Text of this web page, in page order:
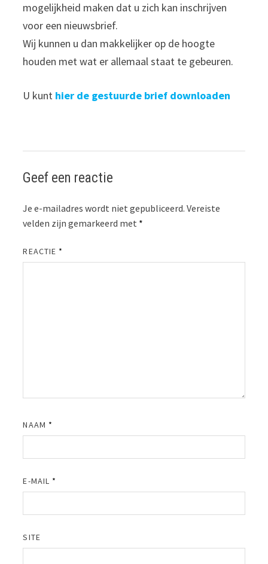
mogelijkheid maken dat u zich kan inschrijven
voor een nieuwsbrief.
Wij kunnen u dan makkelijker op de hoogte
houden met wat er allemaal staat te gebeuren.
U kunt hier de gestuurde brief downloaden
Geef een reactie
Je e-mailadres wordt niet gepubliceerd. Vereiste
velden zijn gemarkeerd met *
REACTIE *
NAAM *
E-MAIL *
SITE